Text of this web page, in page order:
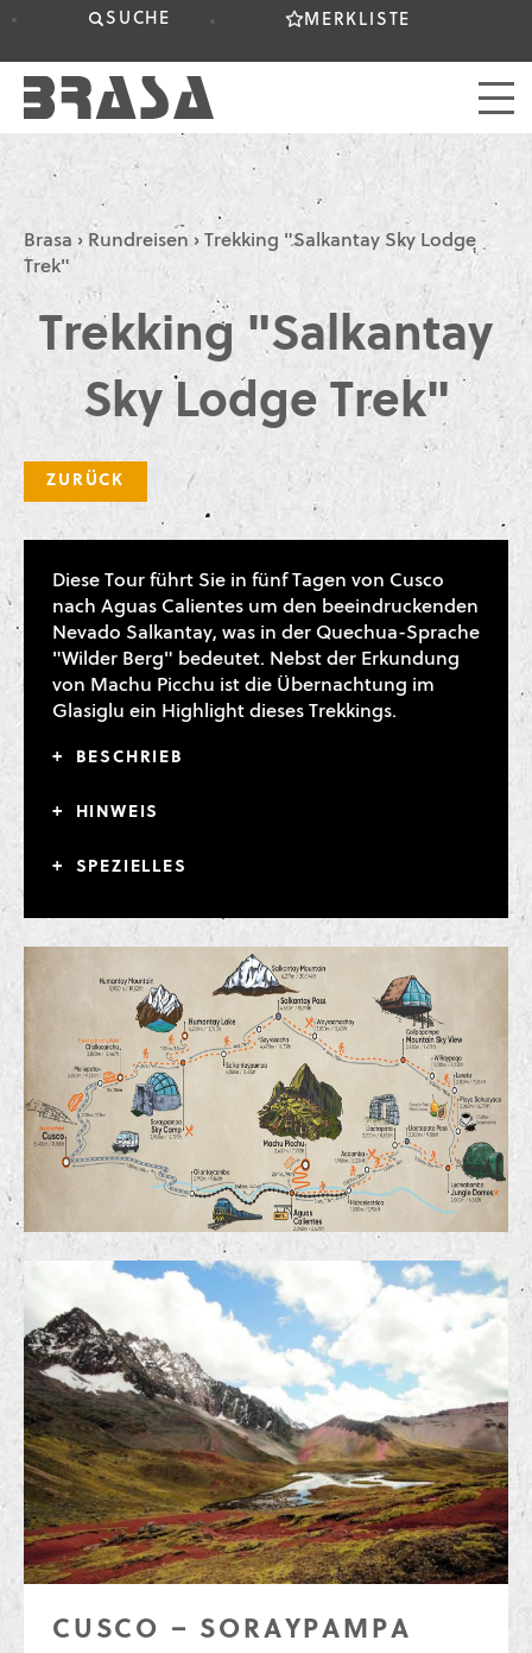
SUCHE MERKLISTE
Brasa › Rundreisen › Trekking "Salkantay Sky Lodge
Trek"
Trekking "Salkantay
Sky Lodge Trek"
ZURÜCK
Diese Tour führt Sie in fünf Tagen von Cusco
nach Aguas Calientes um den beeindruckenden
Nevado Salkantay, was in der Quechua-Sprache
"Wilder Berg" bedeutet. Nebst der Erkundung
von Machu Picchu ist die Übernachtung im
Glasiglu ein Highlight dieses Trekkings.
BESCHRIEB
HINWEIS
SPEZIELLES
CUSCO – SORAYPAMPA